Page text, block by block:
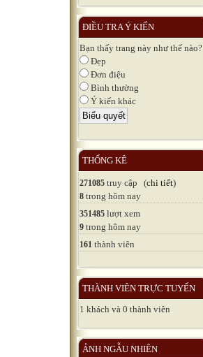
ĐIỀU TRA Ý KIẾN
Bạn thấy trang này như thế nào?
Đẹp
Đơn điệu
Bình thường
Ý kiến khác
THỐNG KÊ
271085 truy cập (chi tiết)
8 trong hôm nay
351485 lượt xem
9 trong hôm nay
161 thành viên
THÀNH VIÊN TRỰC TUYẾN
1 khách và 0 thành viên
ẢNH NGẪU NHIÊN